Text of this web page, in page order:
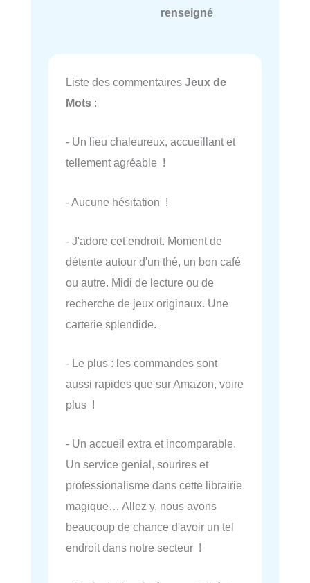
renseigné
Liste des commentaires Jeux de
Mots :
- Un lieu chaleureux, accueillant et
tellement agréable !
- Aucune hésitation !
- J'adore cet endroit. Moment de
détente autour d'un thé, un bon café
ou autre. Midi de lecture ou de
recherche de jeux originaux. Une
carterie splendide.
- Le plus : les commandes sont
aussi rapides que sur Amazon, voire
plus !
- Un accueil extra et incomparable.
Un service genial, sourires et
professionalisme dans cette librairie
magique… Allez y, nous avons
beaucoup de chance d'avoir un tel
endroit dans notre secteur !